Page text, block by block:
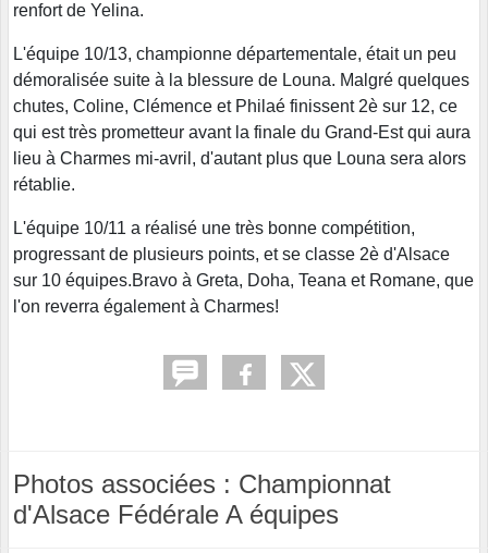
renfort de Yelina.
L'équipe 10/13, championne départementale, était un peu
démoralisée suite à la blessure de Louna. Malgré quelques
chutes, Coline, Clémence et Philaé finissent 2è sur 12, ce
qui est très prometteur avant la finale du Grand-Est qui aura
lieu à Charmes mi-avril, d'autant plus que Louna sera alors
rétablie.
L'équipe 10/11 a réalisé une très bonne compétition,
progressant de plusieurs points, et se classe 2è d'Alsace
sur 10 équipes.Bravo à Greta, Doha, Teana et Romane, que
l'on reverra également à Charmes!
Photos associées : Championnat
d'Alsace Fédérale A équipes